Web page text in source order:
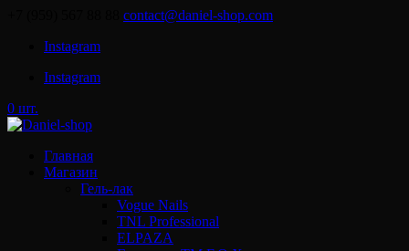
contact@daniel-shop.com
Instagram
Instagram
0 шт.
Главная
Магазин
Гель-лак
Vogue Nails
TNL Professional
ELPAZA